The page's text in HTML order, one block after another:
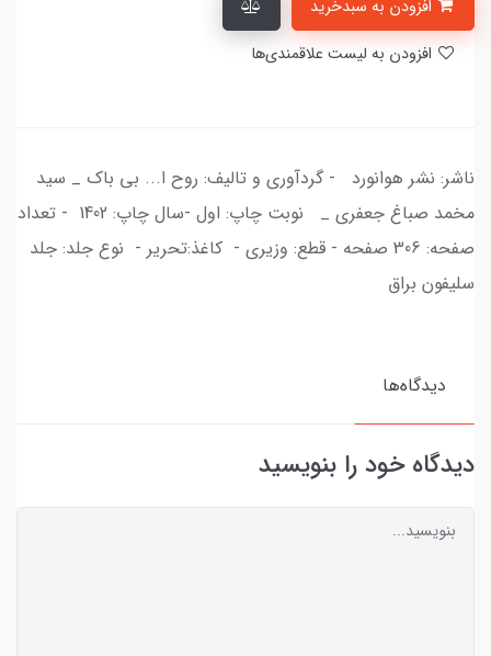
ناشر: نشر هوانورد - گردآوری و تالیف: روح ا... بی باک _ سید
مخمد صباغ جعفری _ نوبت چاپ: اول -سال چاپ: 1402 - تعداد
صفحه: 306 صفحه - قطع: وزیری - کاغذ:تحریر - نوع جلد: جلد
سلیفون براق
دیدگاه‌ها
دیدگاه خود را بنویسید